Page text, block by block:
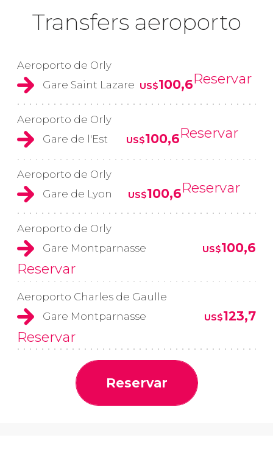
Transfers aeroporto
Aeroporto de Orly
Gare Saint Lazare US$100,6Reservar
Aeroporto de Orly
Gare de l'Est
US$100,6Reservar
Aeroporto de Orly
Gare de Lyon
US$100,6Reservar
Aeroporto de Orly
Gare Montparnasse
US$100,6
Reservar
Aeroporto Charles de Gaulle
Gare Montparnasse
US$123,7
Reservar
Reservar